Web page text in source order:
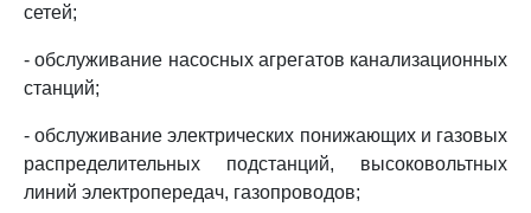
сетей;
- обслуживание насосных агрегатов канализационных
станций;
- обслуживание электрических понижающих и газовых
распределительных подстанций, высоковольтных
линий электропередач, газопроводов;